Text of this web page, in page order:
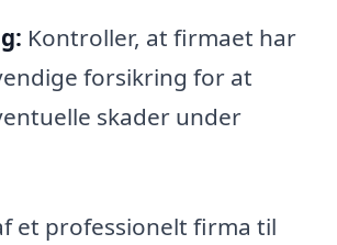
Kontroller, at firmaet har
forsikring for at
skader under
et professionelt firma til